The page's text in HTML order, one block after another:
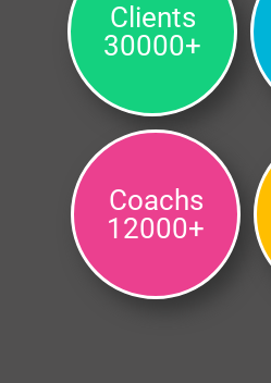
Clients
30000+
Coachs
12000+